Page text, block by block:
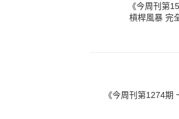
《今周刊第
槓桿風暴 完
《今周刊第1274